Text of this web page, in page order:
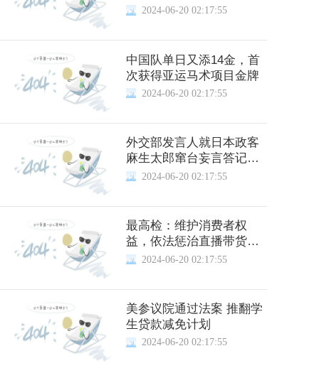
救行动
2024-06-20 02:17:55
中国队单日又添14金，首
次获得亚运马术项目金牌
2024-06-20 02:17:55
外交部发言人就日本政客
麻生太郎窜台妄言答记者
问 2024-06-20 02:17:55
最高检：维护消费者权
益，依法惩治直播带货销
假 2024-06-20 02:17:55
美参议院通过法案 推翻学
生贷款减免计划
2024-06-20 02:17:55